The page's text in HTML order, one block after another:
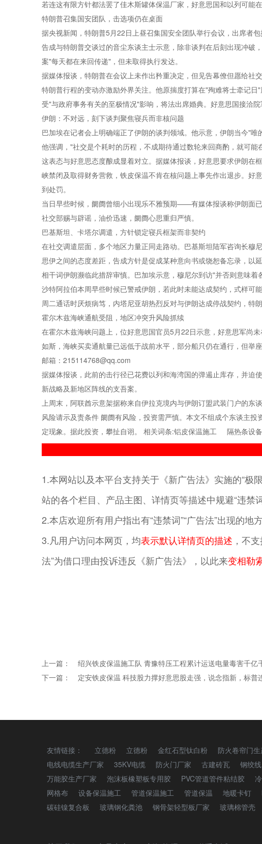
若连这有限方针都法罢了佳木斯罐体保温厂家，好意思国和以列可能
特朗普召集国安团队，击选项仍在桌面
据央视新闻，特朗普5月22日上昼召集国安全团队举行会议，出席者
告成与特朗普交谈过的音尘东谈主士示意，除非谈判在后刻出现冲
案"每天都在来回传递"，但未取得执行发达。
据媒体报谈，特朗普在会议上未作出矜重决定，但见告幕僚但愿给社
特朗普行程的变动亦激励外界关注。他原揣度打算在"殉难将士牵记
受"与政府事务有关的至极情况"影响，将法出席婚典。好意思国接洽
伊朗：不对远，刻下谈判聚焦寝兵而非核问题
巴加埃在记者会上明确端正了伊朗的谈判领域。他示意，伊朗当今"
他强调，"社交是个耗时的历程，不成期待通过数轮来回商酌，就可能
这表态与好意思态度酿成显着对立。据媒体报谈，好意思要求伊朗
峡禁闭及取得财务营救， 铁皮保温不肯在核问题上事先作出退步。好
到处罚。
当日早些时候，阛阓曾细小出现乐不雅预期——有媒体报谈称伊朗面
社交部赐与辟谣，油价迅速，阛阓心思重归严慎。
巴基斯坦、卡塔尔调遣，方针锁定寝兵框架而非契约
在社交调遣层面，多个地区力量正同走路动。巴基斯坦陆军咨询长
思伊之间的态度差距，告成方针是促成某种意向书或饶恕备忘录，以
相干词伊朗濒临此措辞审慎。巴加埃示意，穆尼尔到访"并否则意味
沙特阿拉伯本周早些时候已警戒伊朗，若此时未能达成契约，式样
周二通话时厌烦病笃，内塔尼亚胡热烈反对与伊朗达成停战契约，特
霍尔木兹海峡通航受阻，地区冲突升风险抓续
在霍尔木兹海峡问题上，位好意思国官员5月22日示意，好意思军尚
如斯，海峡买卖通航量已远低于战前水平，部分船只仍在通行，但举座
邮箱：215114768@qq.com
据媒体报谈，此前的击行径已花费以列和海湾国的弹遏止库存，并迫
新战略及新地区阵线的支吾案。
上周末，阿联酋示意架据称来自伊拉克境内与伊朗订盟武装门户的东
风险请示及责条件 阛阓有风险，投资需严慎。本文不组成个东谈主
定现象。据此投资，攀扯自诩。 相关词条:铝皮保温施工 隔热条设备
1.本网站以及本平台支持关于《新广告法》实施的“极
站的各个栏目、产品主图、详情页等描述中规避“违禁词
2.本店欢迎所有用户指出有“违禁词”“广告法”出现的地
3.凡用户访问本网页，均表示默认详情页的描述 ，不
法”为借口理由投诉违反《新广告法》，以此来变相勒
上一篇：
绍兴铁皮保温施工队 青豫特压工程累计运送电量毒害千亿
下一篇：
定安铁皮保温 科技股力撑好意思股走强，说念指新，标
友情链接： 立德粉 立德粉 金红石型钛白粉 防火卷帘门
电线电缆生产厂家
35KV电缆 防火门厂家 古建砖瓦 钢绞线
万能胶生产厂家
泡沫板橡塑板专用胶 PVC管道管件粘结胶
网格布
设备保温施工 管道保温施工 管道保温 地暖卡钉
碳硅镍复合板
玻璃钢化粪池 钢骨架轻型板厂家 玻璃棉管壳